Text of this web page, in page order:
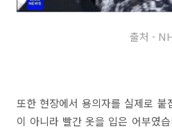
출처 -
또한 현장에서 용의자를 실제로
이 아니라 빨간 옷을 입은 어부였